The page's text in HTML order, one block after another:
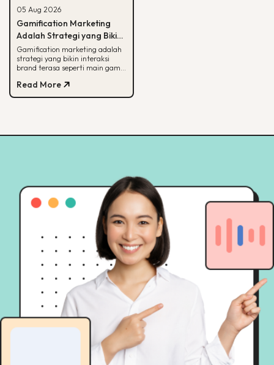
05 Aug 2026
Gamification Marketing
Adalah Strategi yang Bikin
Konsumen Betah, Ini Cara
Kerjanya
Gamification marketing adalah
strategi yang bikin interaksi
brand terasa seperti main game.
cara mulainya di sini.
Read More